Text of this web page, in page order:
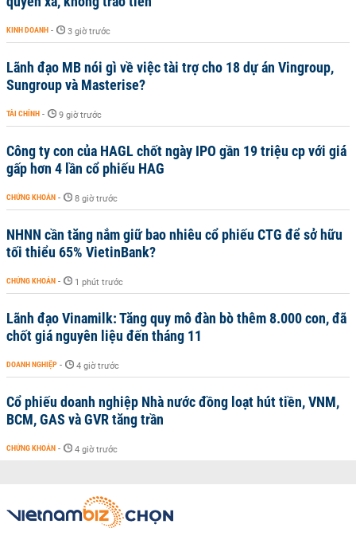
KINH DOANH - 3 giờ trước
Lãnh đạo MB nói gì về việc tài trợ cho 18 dự án Vingroup,
Sungroup và Masterise?
TÀI CHÍNH - 9 giờ trước
Công ty con của HAGL chốt ngày IPO gần 19 triệu cp với giá
gấp hơn 4 lần cổ phiếu HAG
CHỨNG KHOÁN - 8 giờ trước
NHNN cần tăng nắm giữ bao nhiêu cổ phiếu CTG để sở hữu
tối thiểu 65% VietinBank?
CHỨNG KHOÁN - 1 phút trước
Lãnh đạo Vinamilk: Tăng quy mô đàn bò thêm 8.000 con, đã
chốt giá nguyên liệu đến tháng 11
DOANH NGHIỆP - 4 giờ trước
Cổ phiếu doanh nghiệp Nhà nước đồng loạt hút tiền, VNM,
BCM, GAS và GVR tăng trần
CHỨNG KHOÁN - 4 giờ trước